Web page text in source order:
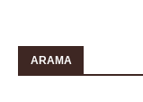
ARAMA